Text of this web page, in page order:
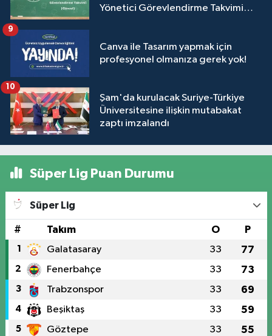
Yönetici Görevlendirme Takvimi
Canva ile Tasarım yapmak için
profesyonel olmanıza gerek yok!
9
Şam'da kurulacak Suriye-Türkiye
Üniversitesine ilişkin mutabakat
zaptı imzalandı
10
Süper Lig Puan Durumu
Süper Lig
# Takım O P
1 Galatasaray 33 77
2 Fenerbahçe 33 73
3 Trabzonspor 33 69
4 Beşiktaş 33 59
5 Göztepe 33 55